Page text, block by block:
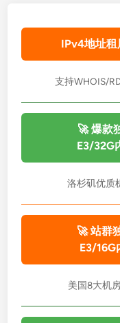
IPv4地址
支持WHOIS/
🚀 爆款
E3/32G
洛杉矶优质
🚀 站群
E3/
美国8大机